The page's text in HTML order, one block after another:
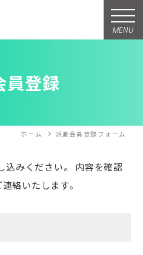
MENU
員登録
ホーム 派遣会員登録フォーム
みください。
内容を確認
絡いたします。